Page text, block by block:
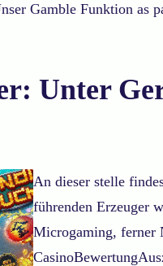
Gamble Funktion as
Unter
An dieser stelle
führenden Erzeuger
Microgaming, ferner